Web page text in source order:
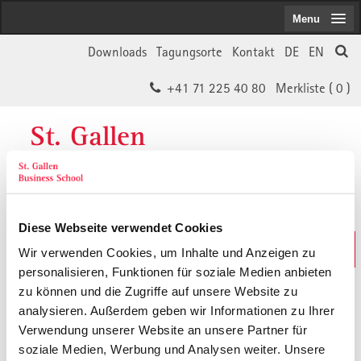
Diese Webseite verwendet Cookies
Wir verwenden Cookies, um Inhalte und Anzeigen zu
personalisieren, Funktionen für soziale Medien anbieten
zu können und die Zugriffe auf unsere Website zu
analysieren. Außerdem geben wir Informationen zu Ihrer
Verwendung unserer Website an unsere Partner für
soziale Medien, Werbung und Analysen weiter. Unsere
EN
DE
Kontakt
Tagungsorte
Downloads
Merkliste ( 0 )
+41 71 225 40 80
St. Gallen
Business School
Weiterbildungs-Suche
In 30 Sekunden das Passende finden
Menu
Der von Ihnen gesuchte Inhalt ist